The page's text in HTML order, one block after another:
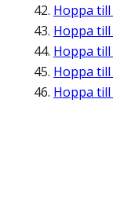
Hoppa till
Hoppa till
Hoppa till
Hoppa till
Hoppa till